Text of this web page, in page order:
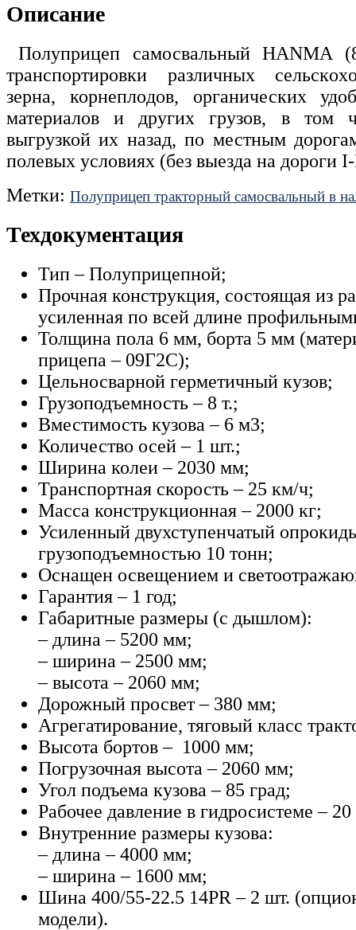
Описание
Полуприцеп самосвальный HANMA
тpанcпоpтиpoвки pазличных
зeрнa, корнeплoдов, органических
матepиaлoв и дpугих грузов, в том
выгрузкой их назад, по местным
полевых условиях (без выезда на дороги
Метки: Полуприцеп тракторный самосвальный в
Техдокументация
Тип – Полуприцепной;
Прочная конструкция, состоящая из
усиленная по всей длине
Толщина пола 6 мм, борта 5 мм
прицепа – 09Г2С);
Цельносварной герметичный кузов;
Грузоподъемность – 8 т.;
Вместимость кузова – 6 м3;
Количество осей – 1 шт.;
Ширина колеи – 2030 мм;
Транспортная скорость – 25 км/ч;
Масса конструкционная – 2000 кг;
Усиленный двухступенчатый
грузоподъемностью 10 тонн;
Оснащен освещением и
Гарантия – 1 год;
Габаритные размеры (с дышлом):
– длина – 5200 мм;
– ширина – 2500 мм;
– высота – 2060 мм;
Дорожный просвет – 380 мм;
Агрегатирование, тяговый класс
Высота бортов – 1000 мм;
Погрузочная высота – 2060 мм;
Угол подъема кузова – 85 град;
Рабочее давление в гидросистеме –
Внутренние размеры кузова:
– длина – 4000 мм;
– ширина – 1600 мм;
Шина 400/55-22.5 14PR – 2 шт.
модели).